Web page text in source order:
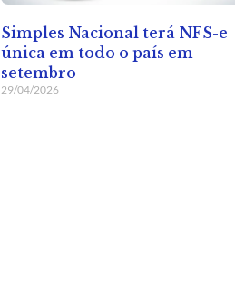
Simples Nacional terá NFS-e
única em todo o país em
setembro
29/04/2026